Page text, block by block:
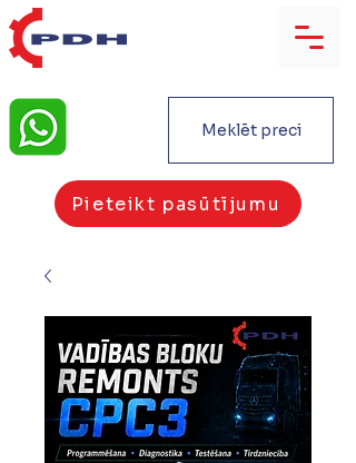
Meklēt preci
Pieteikt pasūtījumu